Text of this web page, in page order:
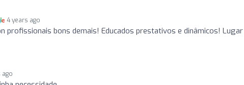
4 years ago
profissionais bons demais! Educados prestativos e dinâmicos! Lugar
ago